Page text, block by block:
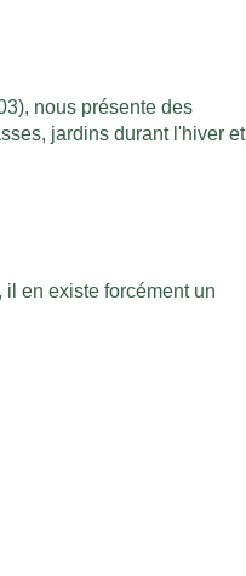
nous présente des
jardins durant l'hiver et
en existe forcément un